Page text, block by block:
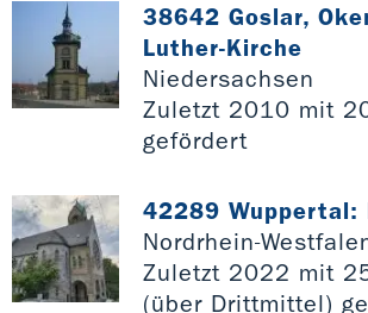
38642 Goslar,
Luther-Kirche
Niedersachsen
Zuletzt 2010 mit
gefördert
42289 Wuppertal:
Nordrhein-
Zuletzt 2022 mit
(über Drittmittel)